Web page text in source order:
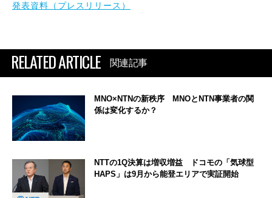
発表資料（プレスリリース）
RELATED ARTICLE 関連記事
MNO×NTNの新秩序 MNOとNTN事業者の関
係は変化するか？
NTTの1Q決算は増収増益 ドコモの「気球型
HAPS」は9月から能登エリアで実証開始